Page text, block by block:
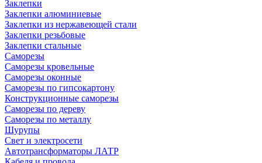
Заклепки
Заклепки алюминиевые
Заклепки из нержавеющей стали
Заклепки резьбовые
Заклепки стальные
Саморезы
Саморезы кровельные
Саморезы оконные
Саморезы по гипсокартону
Конструкционные саморезы
Саморезы по дереву
Саморезы по металлу
Шурупы
Свет и электросети
Автотрансформаторы ЛАТР